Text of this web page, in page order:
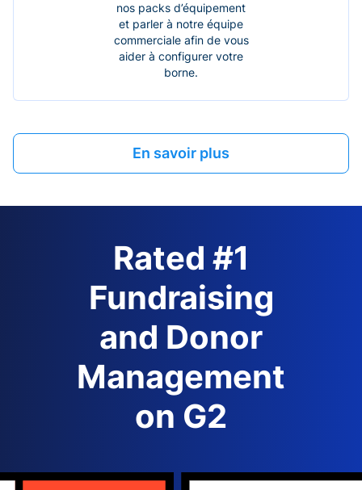
nos packs d’équipement
et parler à notre équipe
commerciale afin de vous
aider à configurer votre
borne.
En savoir plus
Rated #1
Fundraising
and Donor
Management
on G2